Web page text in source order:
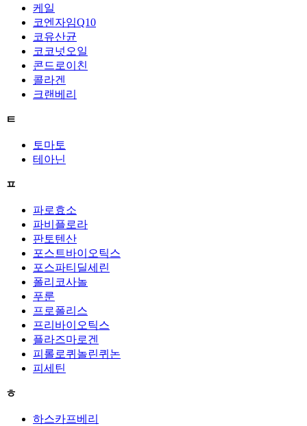
케일
코엔자임Q10
코유산균
코코넛오일
콘드로이친
콜라겐
크랜베리
ㅌ
토마토
테아닌
ㅍ
파로효소
파비플로라
판토텐산
포스트바이오틱스
포스파티딜세린
폴리코사놀
푸룬
프로폴리스
프리바이오틱스
플라즈마로겐
피롤로퀴놀린퀴논
피세틴
ㅎ
하스카프베리